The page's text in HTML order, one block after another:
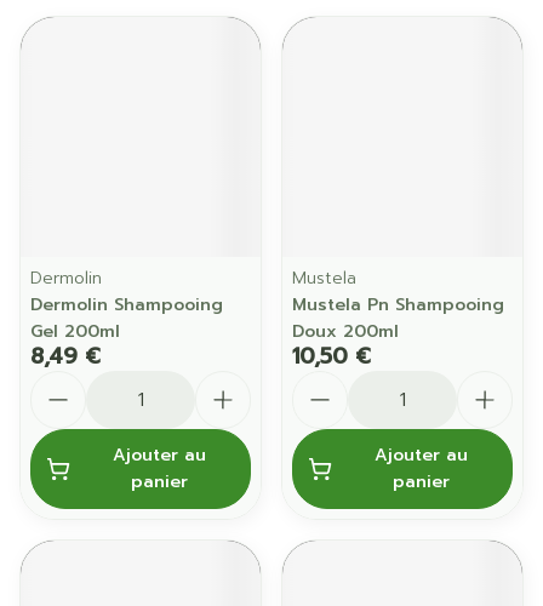
Dermolin
Dermolin Shampooing
Gel 200ml
8,49 €
Ajouter au
panier
Mustela
Mustela Pn Shampooing
Doux 200ml
10,50 €
Ajouter au
panier